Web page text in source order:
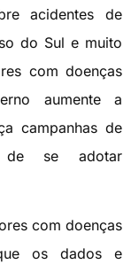
acidentes de
do Sul e muito
com doenças
aumente a
campanhas de
de se adotar
com doenças
os dados e